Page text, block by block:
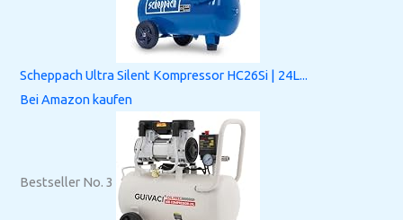
Scheppach Ultra Silent Kompressor HC26Si | 24L...
Bei Amazon kaufen
Bestseller No. 3